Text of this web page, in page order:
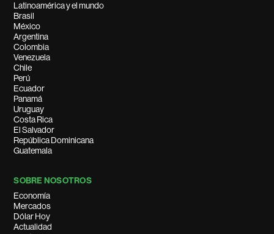
Latinoamérica y el mundo
Brasil
México
Argentina
Colombia
Venezuela
Chile
Perú
Ecuador
Panamá
Uruguay
Costa Rica
El Salvador
República Dominicana
Guatemala
SOBRE NOSOTROS
Economía
Mercados
Dólar Hoy
Actualidad